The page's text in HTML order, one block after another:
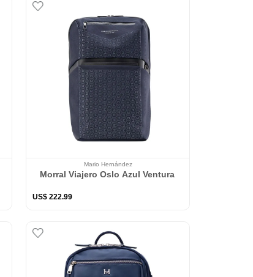
Mario Hernández
Morral Viajero Oslo Azul Ventura
US$ 222.99